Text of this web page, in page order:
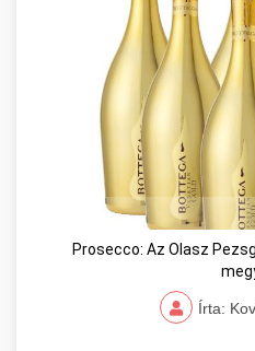
Prosecco: Az Olasz
Írta: